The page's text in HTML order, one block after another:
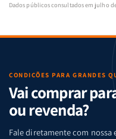
Dados públicos consultados em julho
CONDIÇÕES PARA GRANDES
Vai comprar
ou revenda?
Fale diretamente com